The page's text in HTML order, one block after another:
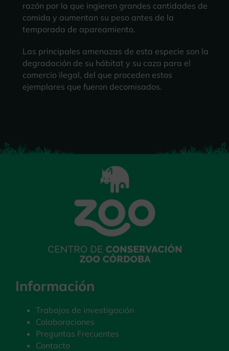
razón por la que ingieren grandes cantidades de
comida y aumentan su peso antes de la
temporada de apareamiento.
Las principales amenazas de esta especie son la
degradación de su hábitat y su caza para el
comercio ilegal, del que proceden estos
ejemplares que fueron decomisados.
Información
Trabajos de investigación
Colaboraciones
Preguntas Frecuentes
Contacto